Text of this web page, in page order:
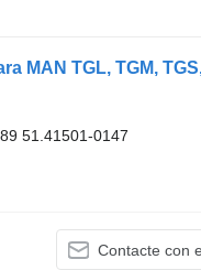
51.41501-0147
Contacte con